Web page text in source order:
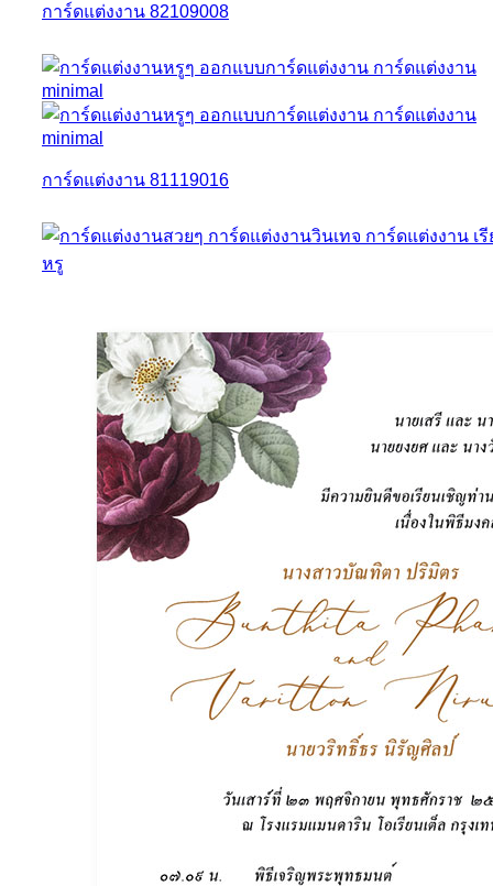
การ์ดแต่งงาน 82109008
การ์ดแต่งงาน 81119016